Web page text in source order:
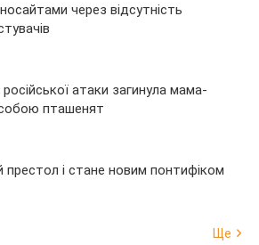
через відсутність
атаки загинула мама-
пташенят
і стане новим понтифіком
Ще